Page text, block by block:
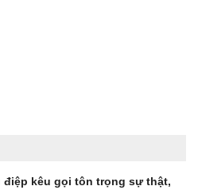
điệp kêu gọi tôn trọng sự thật,